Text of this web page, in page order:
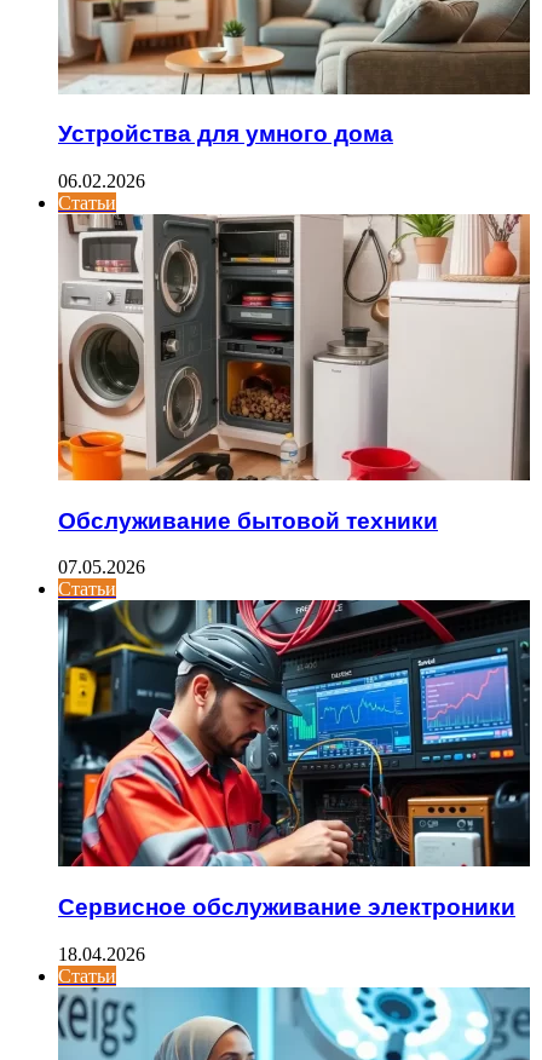
Устройства для умного дома
06.02.2026
Статьи
Обслуживание бытовой техники
07.05.2026
Статьи
Сервисное обслуживание электроники
18.04.2026
Статьи